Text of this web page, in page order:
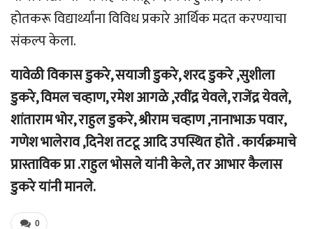
होतकरू विद्यार्थ्यांना विविध प्रकारे आर्थिक मदत करण्याचा
संकल्प केला.
यावेळी विकास डुकरे, सयाजी डुकरे, शरद डुकरे ,सुशीला
डुकरे, विमल चव्हाण, रमेश आगळे ,रवींद्र येवले, राजेंद्र येवले,
शांताराम भोर, राहुल डुकरे, श्रीराम चव्हाण ,नानाभाऊ पवार,
गणेश भालेराव ,दिनेश तटटू आदि उपस्थित होते . कार्यक्रमाचे
प्रास्ताविक प्रा .राहुल भोसले यांनी केले, तर आभार कैलास
डुकरे यांनी मानले.
0